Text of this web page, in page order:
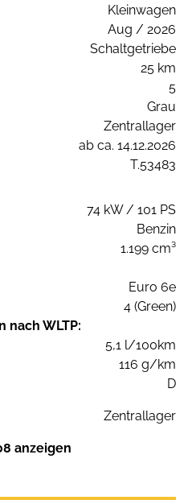
Kleinwagen
Aug / 2026
Schaltgetriebe
25 km
5
Grau
Zentrallager
ab ca. 14.12.2026
T.53483
74 kW / 101 PS
Benzin
1.199 cm³
Euro 6e
4 (Green)
nach WLTP:
5,1 l/100km
116 g/km
D
Zentrallager
anzeigen